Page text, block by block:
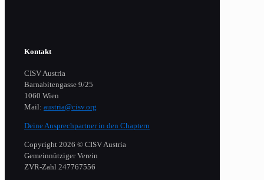
Kontakt
CISV Austria
Barnabitengasse 9/25
1060 Wien
Mail: austria@cisv.org
Deine Ansprechpartner in den Chaptern
Copyright 2026 © CISV Austria
Gemeinnütziger Verein
​ZVR-Zahl 247767556